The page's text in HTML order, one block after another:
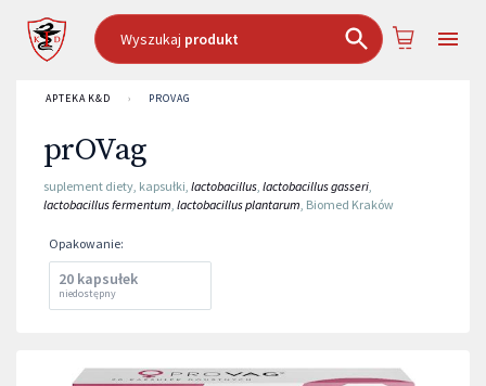
Wyszukaj produkt
APTEKA K&D › PROVAG
prOVag
suplement diety, kapsułki, lactobacillus, lactobacillus gasseri,
lactobacillus fermentum, lactobacillus plantarum, Biomed Kraków
Opakowanie:
20 kapsułek
niedostępny